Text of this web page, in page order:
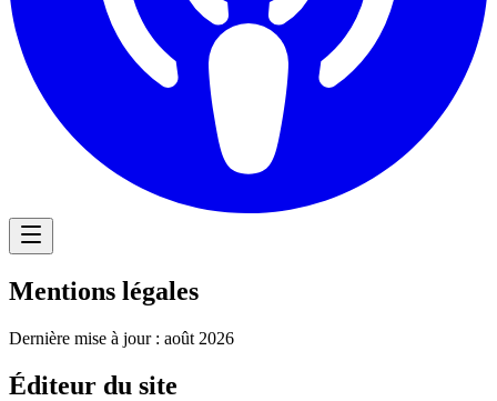
Mentions légales
Dernière mise à jour : août 2026
Éditeur du site